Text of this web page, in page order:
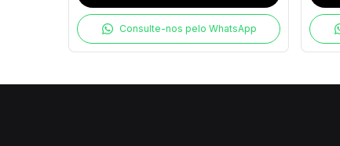
Consulte-nos pelo WhatsApp